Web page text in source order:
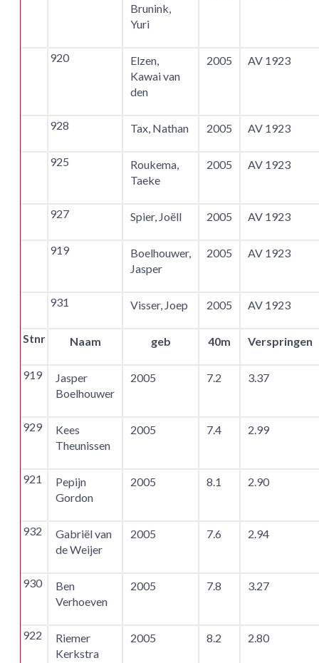
Brunink,
Yuri
920
Elzen,
Kawai van
den
2005 AV 1923
928 Tax, Nathan 2005 AV 1923
925
Roukema,
Taeke
2005 AV 1923
927 Spier, Joëll 2005 AV 1923
919
Boelhouwer,
Jasper
2005 AV 1923
931 Visser, Joep 2005 AV 1923
Stnr Naam geb 40m Verspringen
919
Jasper
Boelhouwer
2005 7.2 3.37
929
Kees
Theunissen
2005 7.4 2.99
921
Pepijn
Gordon
2005 8.1 2.90
932
Gabriël van
de Weijer
2005 7.6 2.94
930
Ben
Verhoeven
2005 7.8 3.27
922
Riemer
Kerkstra
2005 8.2 2.80